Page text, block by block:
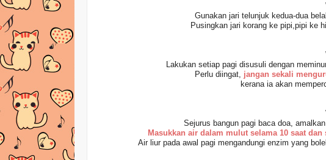
Gunakan jari telunjuk kedua-dua
Pusingkan jari korang ke pipi,pipi ke
Lakukan setiap pagi disusuli dengan
Perlu diingat, jangan sekali
kerana ia akan
Sejurus bangun pagi baca doa,
Masukkan air dalam mulut selama 10 saat
Air liur pada awal pagi mengandungi enzim yang